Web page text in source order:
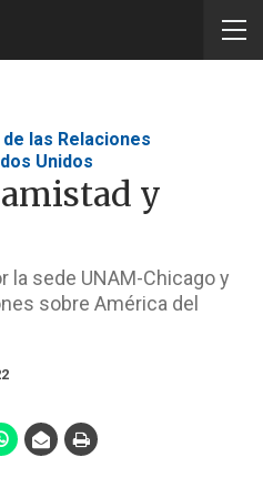
las Relaciones
Unidos
y
la sede UNAM-Chicago y
sobre América del